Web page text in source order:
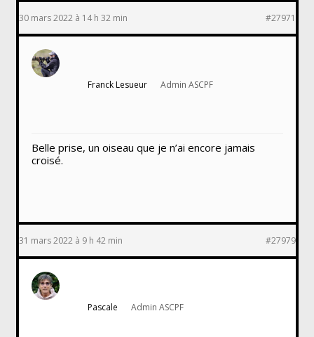
30 mars 2022 à 14 h 32 min #27971
Franck Lesueur Admin ASCPF
Belle prise, un oiseau que je n’ai encore jamais
croisé.
31 mars 2022 à 9 h 42 min #27979
Pascale Admin ASCPF